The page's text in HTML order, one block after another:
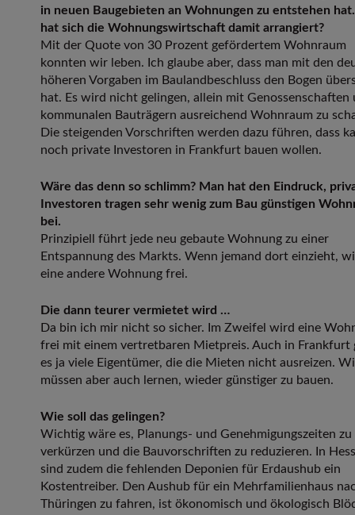
in neuen Baugebieten an Wohnungen zu entstehen
hat sich die Wohnungswirtschaft damit arrangiert?
Mit der Quote von 30 Prozent gefördertem Wohnraum
konnten wir leben. Ich glaube aber, dass man mit den
höheren Vorgaben im Baulandbeschluss den Bogen
hat. Es wird nicht gelingen, allein mit Genossenschaften
kommunalen Bauträgern ausreichend Wohnraum zu
Die steigenden Vorschriften werden dazu führen, dass
noch private Investoren in Frankfurt bauen wollen.
Wäre das denn so schlimm? Man hat den Eindruck,
Investoren tragen sehr wenig zum Bau günstigen
bei.
Prinzipiell führt jede neu gebaute Wohnung zu einer
Entspannung des Markts. Wenn jemand dort einzieht,
eine andere Wohnung frei.
Die dann teurer vermietet wird …
Da bin ich mir nicht so sicher. Im Zweifel wird eine
frei mit einem vertretbaren Mietpreis. Auch in Frankfurt
es ja viele Eigentümer, die die Mieten nicht ausreizen.
müssen aber auch lernen, wieder günstiger zu bauen.
Wie soll das gelingen?
Wichtig wäre es, Planungs- und Genehmigungszeiten zu
verkürzen und die Bauvorschriften zu reduzieren. In
sind zudem die fehlenden Deponien für Erdaushub ein
Kostentreiber. Den Aushub für ein Mehrfamilienhaus
Thüringen zu fahren, ist ökonomisch und ökologisch